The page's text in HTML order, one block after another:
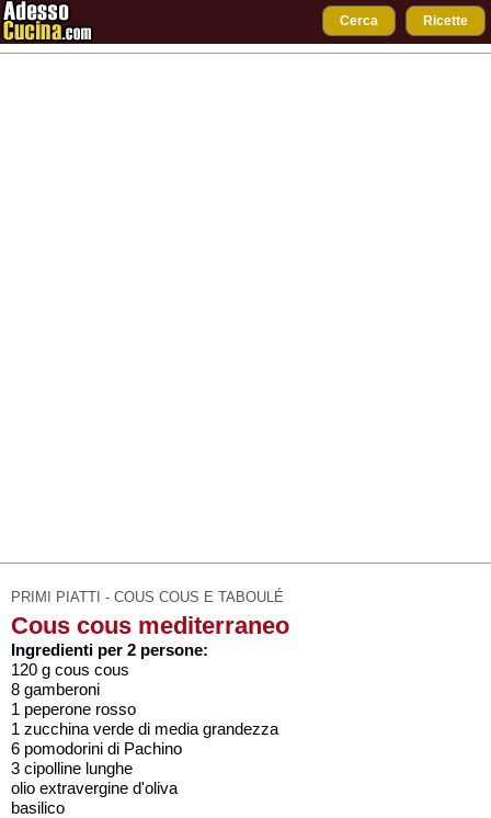
Cerca Ricette
PRIMI PIATTI - COUS COUS E TABOULÉ
Cous cous mediterraneo
Ingredienti per 2 persone:
120 g cous cous
8 gamberoni
1 peperone rosso
1 zucchina verde di media grandezza
6 pomodorini di Pachino
3 cipolline lunghe
olio extravergine d'oliva
basilico